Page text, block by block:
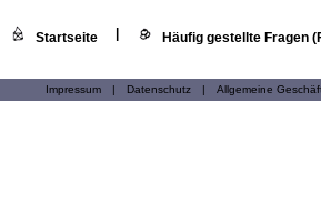
Startseite Häufig gestellte Fragen
Impressum | Datenschutz | Allgemeine